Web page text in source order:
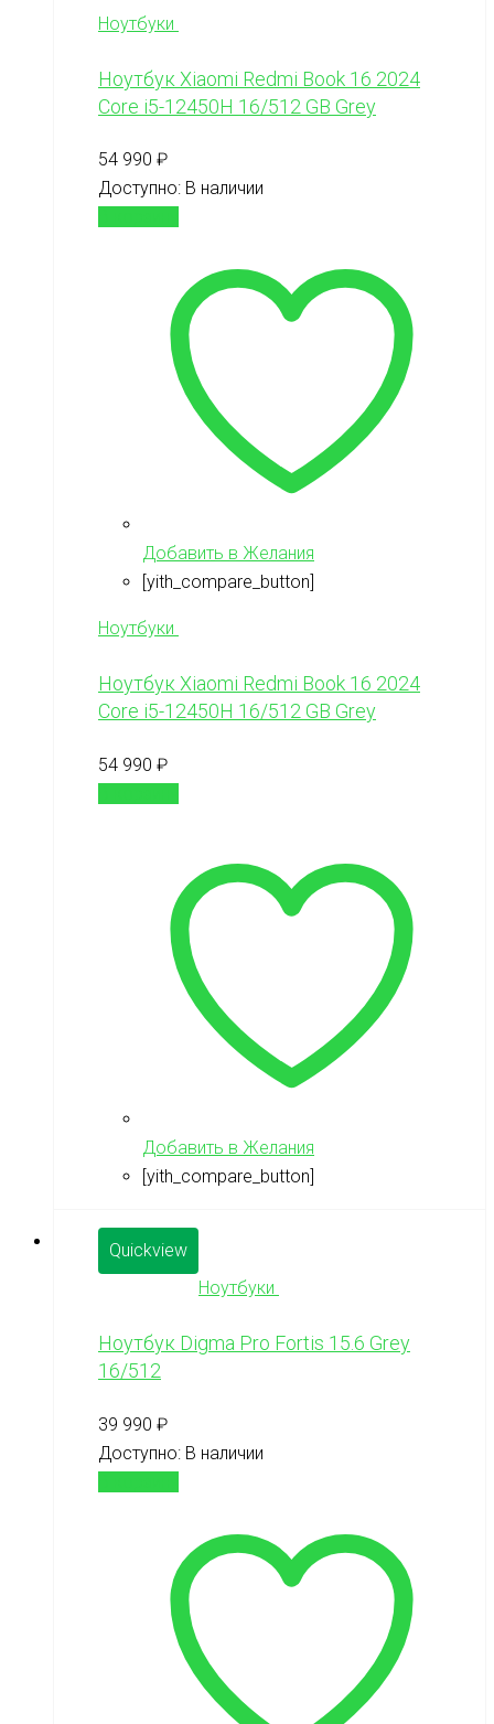
Ноутбуки
Ноутбук Xiaomi Redmi Book 16 2024
Core i5-12450H 16/512 GB Grey
54 990 ₽
Доступно: В наличии
Добавить в Желания
[yith_compare_button]
Ноутбуки
Ноутбук Xiaomi Redmi Book 16 2024
Core i5-12450H 16/512 GB Grey
54 990 ₽
Добавить в Желания
[yith_compare_button]
Quickview
Ноутбуки
Ноутбук Digma Pro Fortis 15.6 Grey
16/512
39 990 ₽
Доступно: В наличии